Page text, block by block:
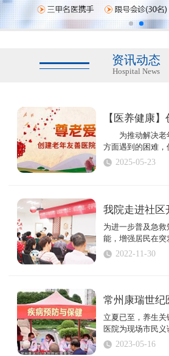
资讯动态
Hospital News
【医养健康
为推动解决老
方面遇到的困难，
2025-05-23
我院走进社区
为进一步普及急
能，增强居民在突
2022-11-30
常州康瑞世纪
立夏已至，养生
医院为现场市民
2023-05-16